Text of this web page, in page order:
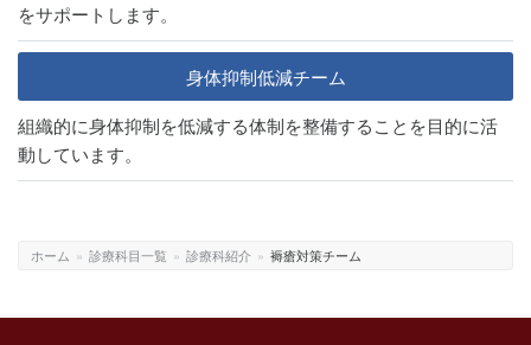
をサポートします。
身体抑制低減チーム
組織的に身体抑制を低減する体制を整備することを目的に活
動しています。
ホーム » 診療科目一覧 » 診療科紹介 » 褥瘡対策チーム